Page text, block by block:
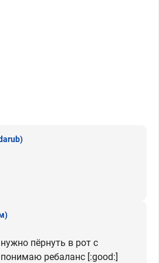
пёрнуть в рот с
ребаланс [:good:]